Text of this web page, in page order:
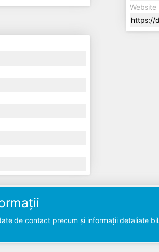
Website
https://
de contact precum și informații detaliate